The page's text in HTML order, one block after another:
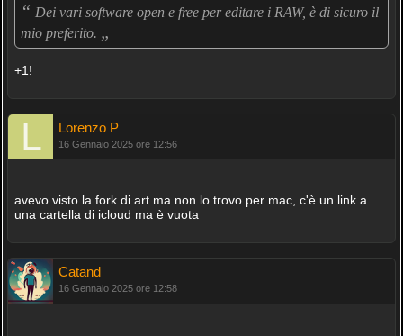
“ Dei vari software open e free per editare i RAW, è di sicuro il
mio preferito. „
+1!
Lorenzo P
16 Gennaio 2025 ore 12:56
avevo visto la fork di art ma non lo trovo per mac, c'è un link a
una cartella di icloud ma è vuota
Catand
16 Gennaio 2025 ore 12:58